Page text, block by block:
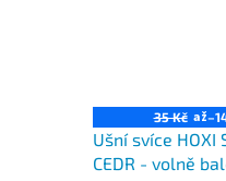
35 Kč až
Ušní svíce HOXI
CEDR - volně